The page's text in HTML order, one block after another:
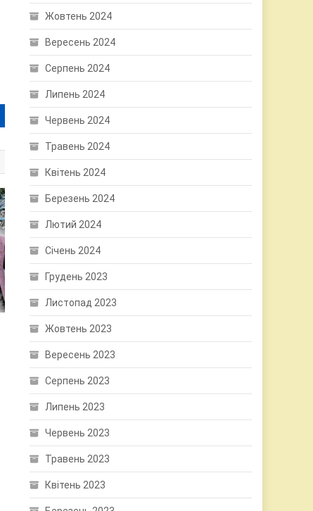
Жовтень 2024
Вересень 2024
Серпень 2024
Липень 2024
Червень 2024
Травень 2024
Квітень 2024
Березень 2024
Лютий 2024
Січень 2024
Грудень 2023
Листопад 2023
Жовтень 2023
Вересень 2023
Серпень 2023
Липень 2023
Червень 2023
Травень 2023
Квітень 2023